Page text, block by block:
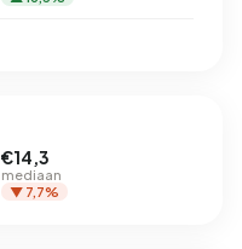
€14,3
mediaan
▼ 7,7%